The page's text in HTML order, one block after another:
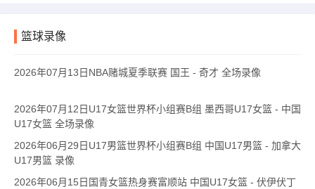
篮球录像
2026年07月13日NBA赌城夏季联赛 国王 - 奇才 全场录像
2026年07月12日U17女篮世界杯小组赛B组 墨西哥U17女篮 - 中国
U17女篮 全场录像
2026年06月29日U17男篮世界杯小组赛B组 中国U17男篮 - 加拿大
U17男篮 录像
2026年06月15日国青女篮热身赛富顺站 中国U17女篮 - 伏伊伏丁